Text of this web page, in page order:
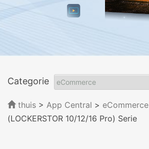
Categorie
thuis > App Central > eCommerce
(LOCKERSTOR 10/12/16 Pro) Serie